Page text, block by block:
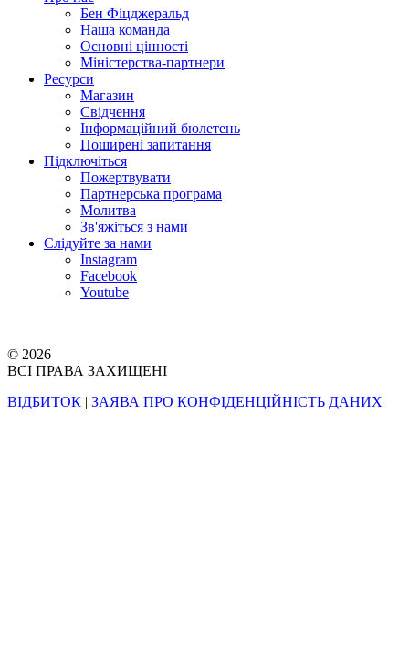
Бен Фіцджеральд
Наша команда
Основні цінності
Міністерства-партнери
Ресурси
Магазин
Свідчення
Інформаційний бюлетень
Поширені запитання
Підключіться
Пожертвувати
Партнерська програма
Молитва
Зв'яжіться з нами
Слідуйте за нами
Instagram
Facebook
Youtube
© 2026
ВСІ ПРАВА ЗАХИЩЕНІ
ВІДБИТОК | ЗАЯВА ПРО КОНФІДЕНЦІЙНІСТЬ ДАНИХ